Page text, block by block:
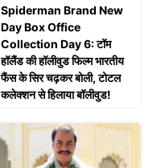
Spiderman Brand New
Day Box Office
Collection Day 6: टॉम
हॉलैंड की हॉलीवुड फिल्म भारतीय
फैंस के सिर चढ़कर बोली, टोटल
कलेक्शन से हिलाया बॉलीवुड!